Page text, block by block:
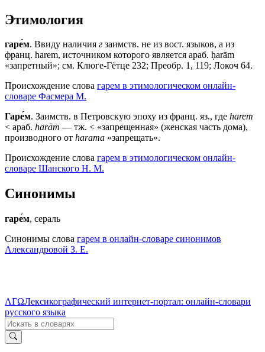
Этимология
гаре́м. Ввиду наличия г заимств. не из вост. языков, а из
франц. harem, источником которого является араб. ḥarām
«запретный»; см. Клюге-Гётце 232; Преобр. 1, 119; Локоч 64.
Происхождение слова гарем в этимологическом онлайн-
словаре Фасмера М.
Гаре́м. Заимств. в Петровскую эпоху из франц. яз., где harem
< араб. harām — тж. < «запрещенная» (женская часть дома),
производного от harama «запрещать».
Происхождение слова гарем в этимологическом онлайн-
словаре Шанского Н. М.
Синонимы
гаре́м, сераль
Синонимы слова гарем в онлайн-словаре синонимов
Александровой З. Е.
ΛΓΩЛексикографический интернет-портал: онлайн-словари
русского языка